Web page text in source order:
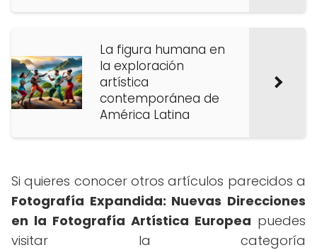
La figura humana en
la exploración
artística
contemporánea de
América Latina
Si quieres conocer otros artículos parecidos a
Fotografía Expandida: Nuevas Direcciones
en la Fotografía Artística Europea puedes
visitar la categoría